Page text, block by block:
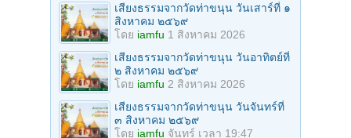
เสียงธรรมจากวัดท่าขนุน วันเสาร์ที่ ๑
สิงหาคม ๒๕๖๙
โดย iamfu 1 สิงหาคม 2026
เสียงธรรมจากวัดท่าขนุน วันอาทิตย์ที่
๒ สิงหาคม ๒๕๖๙
โดย iamfu 2 สิงหาคม 2026
เสียงธรรมจากวัดท่าขนุน วันจันทร์ที่
๓ สิงหาคม ๒๕๖๙
โดย iamfu จันทร์ เวลา 19:47